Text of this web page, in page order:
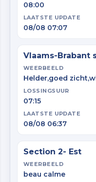
08:00
LAATSTE UPDATE
08/08 07:07
Vlaams-Brabant
WEERBEELD
Helder,goed
LOSSINGSUUR
07:15
LAATSTE UPDATE
08/08 06:37
Section 2- Est
WEERBEELD
beau calme